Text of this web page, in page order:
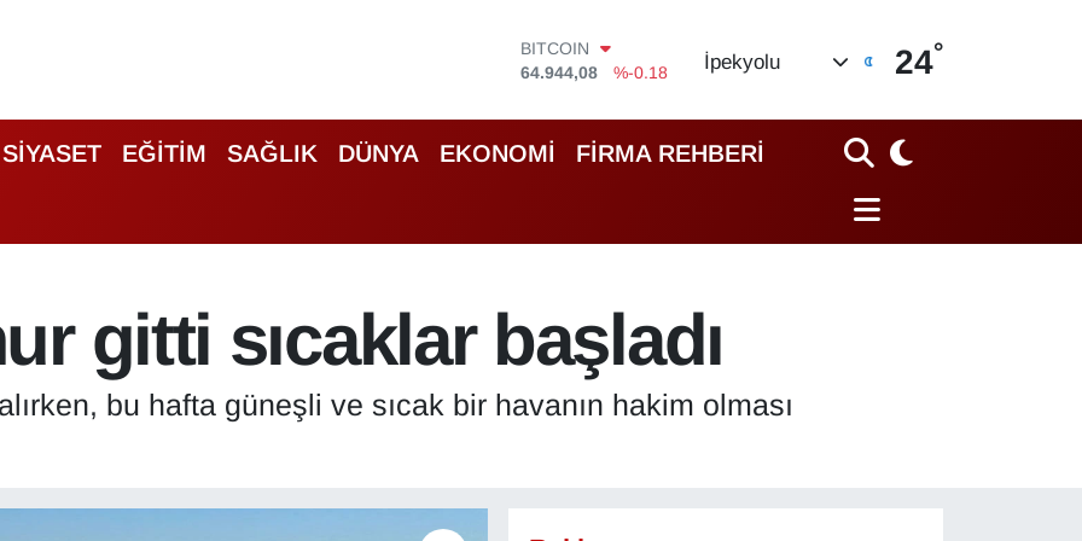
DOLAR
47,7436
%0.18
55,2510
%0.32
STERLİN
64,4811
%0.38
BİST100
%-0.18
İpekyolu 24°
SİYASET EĞİTİM SAĞLIK DÜNYA EKONOMİ FİRMA REHBERİ
gitti sıcaklar başladı
bu hafta güneşli ve sıcak bir havanın hakim olması